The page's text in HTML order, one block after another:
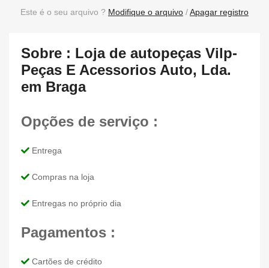
Este é o seu arquivo ? Modifique o arquivo /Apagar registro
Sobre : Loja de autopeças Vilp-
Peças E Acessorios Auto, Lda.
em Braga
Opções de serviço :
Entrega
Compras na loja
Entregas no próprio dia
Pagamentos :
Cartões de crédito